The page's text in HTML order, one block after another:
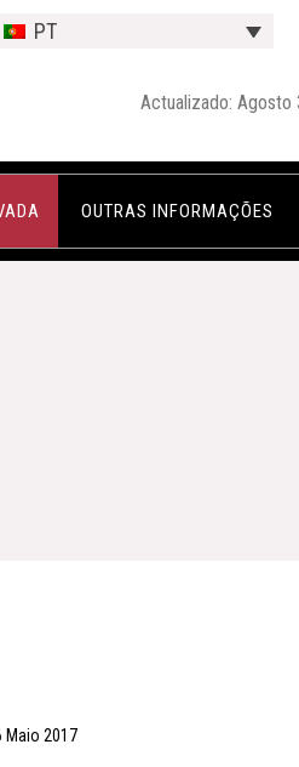
PT
Actualizado: Agosto
OUTRAS INFORMAÇÕES
Maio 2017